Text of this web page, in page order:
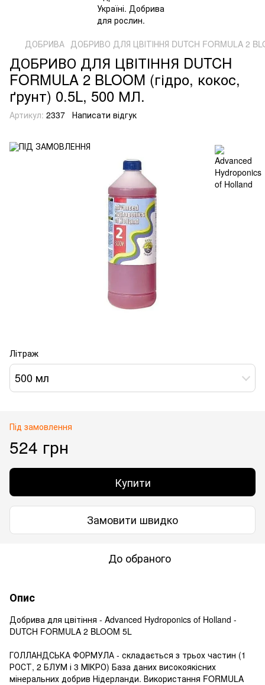
ДОБРИВА ДОБРИВО ДЛЯ ЦВІТІННЯ DUTCH FORMULA 2
ДОБРИВО ДЛЯ ЦВІТІННЯ DUTCH
FORMULA 2 BLOOM (гідро, кокос,
ґрунт) 0.5L, 500 МЛ.
Артикул: 2337 Написати відгук
Літраж
500 мл
Під замовлення
524 грн
Купити
Замовити швидко
До обраного
Опис
Добрива для цвітіння - Advanced Hydroponics of Holland -
DUTCH FORMULA 2 BLOOM 5L
ГОЛЛАНДСЬКА ФОРМУЛА - складається з трьох частин (1
РОСТ, 2 БЛУМ і 3 МІКРО) База даних високоякісних
мінеральних добрив Нідерланди. Використання FORMULA